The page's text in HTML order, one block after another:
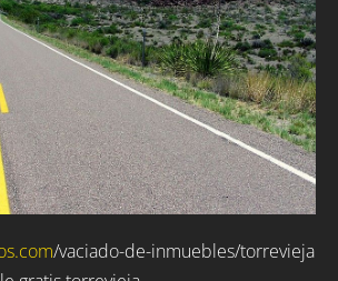
/vaciado-de-inmuebles/torrevieja